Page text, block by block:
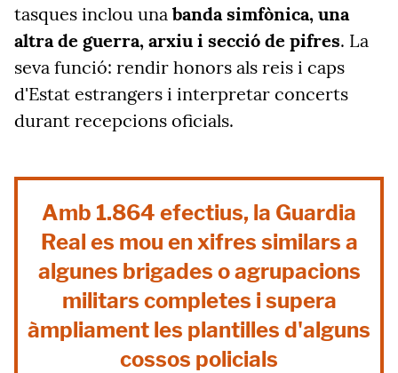
tasques inclou una banda simfònica, una
altra de guerra, arxiu i secció de pifres. La
seva funció: rendir honors als reis i caps
d'Estat estrangers i interpretar concerts
durant recepcions oficials.
Amb 1.864 efectius, la Guardia
Real es mou en xifres similars a
algunes brigades o agrupacions
militars completes i supera
àmpliament les plantilles d'alguns
cossos policials